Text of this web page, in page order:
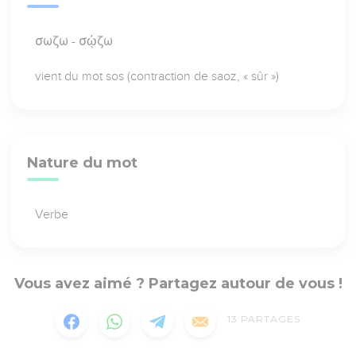
σωζω - σῴζω
vient du mot sos (contraction de saoz, « sûr »)
Nature du mot
Verbe
Vous avez aimé ? Partagez autour de vous !
13 PARTAGES